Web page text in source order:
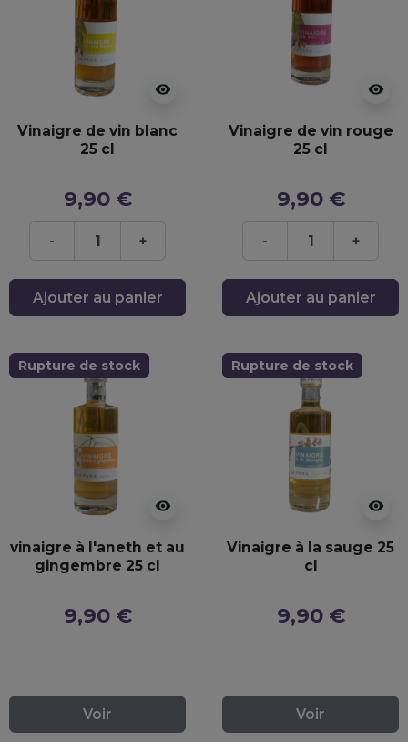
visibility
Vinaigre de vin blanc
25 cl
9,90 €
- +
Ajouter au panier
visibility
Vinaigre de vin rouge
25 cl
9,90 €
- +
Ajouter au panier
Rupture de stock
visibility
vinaigre à l'aneth et au
gingembre 25 cl
9,90 €
Voir
Rupture de stock
visibility
Vinaigre à la sauge 25
cl
9,90 €
Voir